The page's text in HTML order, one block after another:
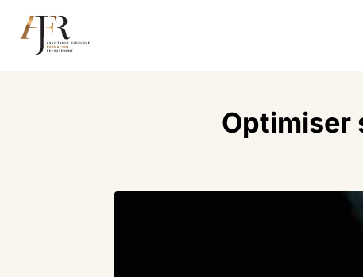
Optimiser